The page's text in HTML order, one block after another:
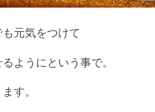
元気をつけて
ようにという事で。
す。